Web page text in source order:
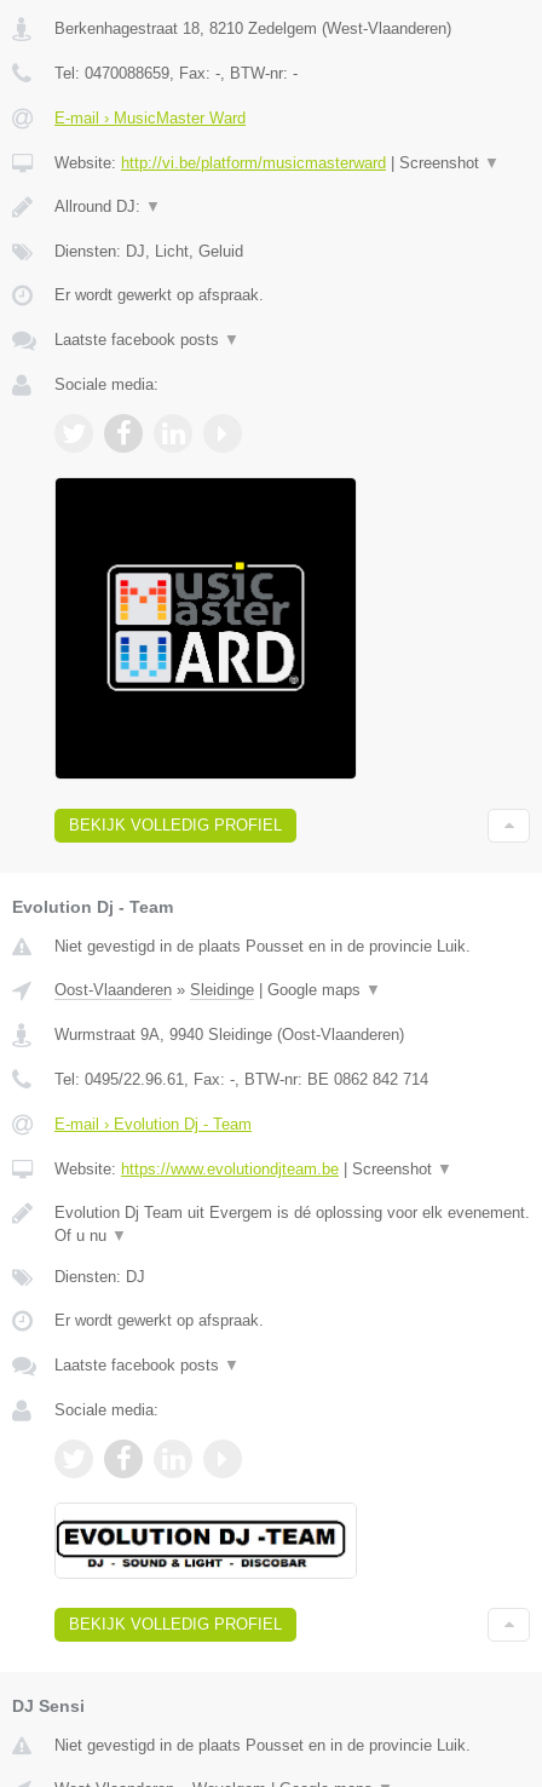
Berkenhagestraat 18 8210 Zedelgem (West-Vlaanderen)
Tel: 0470088659 , Fax: - , BTW-nr: -
E-mail › MusicMaster Ward
Website: http://vi.be/platform/musicmasterward Screenshot ▼
Allround DJ: ▼
Diensten: DJ, Licht, Geluid
Er wordt gewerkt op afspraak.
Laatste facebook posts ▼
Sociale media:
BEKIJK VOLLEDIG PROFIEL
Evolution Dj - Team
Niet gevestigd in de plaats Pousset en in de provincie Luik.
Oost-Vlaanderen » Sleidinge Google maps ▼
Wurmstraat 9A 9940 Sleidinge (Oost-Vlaanderen)
Tel: 0495/22.96.61 , Fax: - , BTW-nr: BE 0862 842 714
E-mail › Evolution Dj - Team
Website: https://www.evolutiondjteam.be Screenshot ▼
Evolution Dj Team uit Evergem is dé oplossing voor elk evenement.
Of u nu ▼
Diensten: DJ
Er wordt gewerkt op afspraak.
Laatste facebook posts ▼
Sociale media:
BEKIJK VOLLEDIG PROFIEL
DJ Sensi
Niet gevestigd in de plaats Pousset en in de provincie Luik.